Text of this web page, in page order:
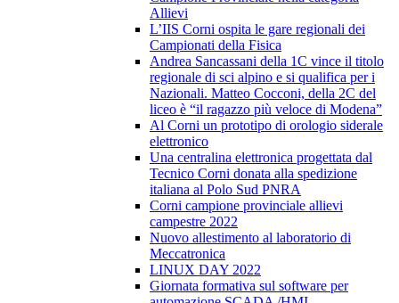
Allievi
L’IIS Corni ospita le gare regionali dei
Campionati della Fisica
Andrea Sancassani della 1C vince il titolo
regionale di sci alpino e si qualifica per i
Nazionali. Matteo Cocconi, della 2C del
liceo è “il ragazzo più veloce di Modena”
Al Corni un prototipo di orologio siderale
elettronico
Una centralina elettronica progettata dal
Tecnico Corni donata alla spedizione
italiana al Polo Sud PNRA
Corni campione provinciale allievi
campestre 2022
Nuovo allestimento al laboratorio di
Meccatronica
LINUX DAY 2022
Giornata formativa sul software per